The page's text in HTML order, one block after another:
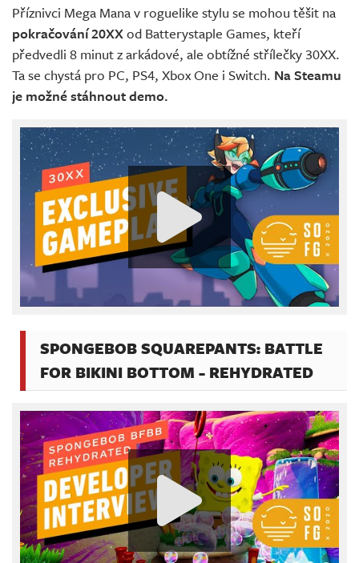
Příznivci Mega Mana v roguelike stylu se mohou těšit na
pokračování 20XXod Batterystaple Games, kteří
předvedli 8 minut z arkádové, ale obtížné střílečky 30XX.
Ta se chystá pro PC, PS4, Xbox One i Switch. Na Steamu
je možné stáhnout demo.
SPONGEBOB SQUAREPANTS: BATTLE
FOR BIKINI BOTTOM - REHYDRATED